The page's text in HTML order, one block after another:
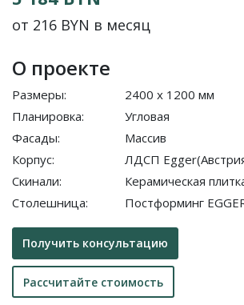
от 216 BYN в месяц
О проекте
Размеры:
Планировка:
Фасады:
Корпус:
Скинали:
Столешница:
2400 x 1200 мм
Угловая
Массив
ЛДСП
Керамическая
Постформинг
Получить консультацию
Рассчитайте стоимость